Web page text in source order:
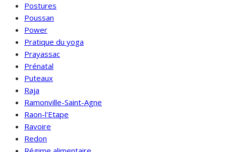
Postures
Poussan
Power
Pratique du yoga
Prayassac
Prénatal
Puteaux
Raja
Ramonville-Saint-Agne
Raon-l'Etape
Ravoire
Redon